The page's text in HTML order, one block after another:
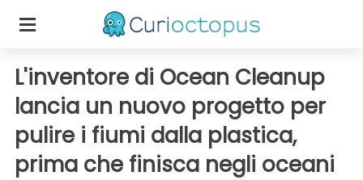
L'inventore di Ocean Cleanup
lancia un nuovo progetto per
pulire i fiumi dalla plastica,
prima che finisca negli oceani